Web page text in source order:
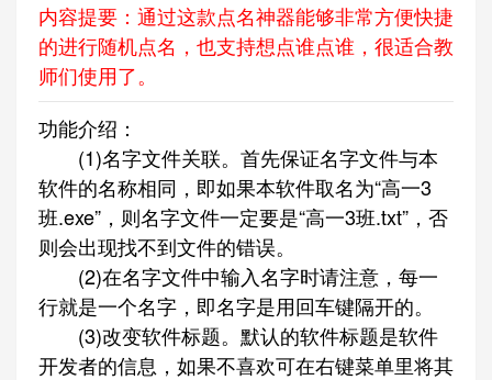
内容提要：通过这款点名神器能够非常方便快捷
的进行随机点名，也支持想点谁点谁，很适合教
师们使用了。
功能介绍：
(1)名字文件关联。首先保证名字文件与本
软件的名称相同，即如果本软件取名为“高一3
班.exe”，则名字文件一定要是“高一3班.txt”，否
则会出现找不到文件的错误。
(2)在名字文件中输入名字时请注意，每一
行就是一个名字，即名字是用回车键隔开的。
(3)改变软件标题。默认的软件标题是软件
开发者的信息，如果不喜欢可在右键菜单里将其